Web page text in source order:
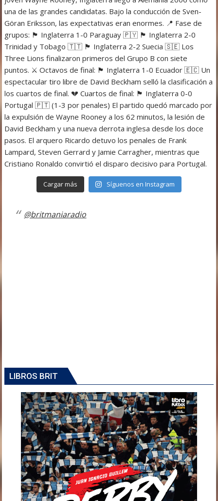
Cargar más Síguenos en Instagram
@britmaniaradio
LIBROS BRIT